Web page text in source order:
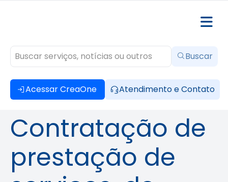
Acessar CreaOne Atendimento e Contato
Buscar
Contratação de
prestação de